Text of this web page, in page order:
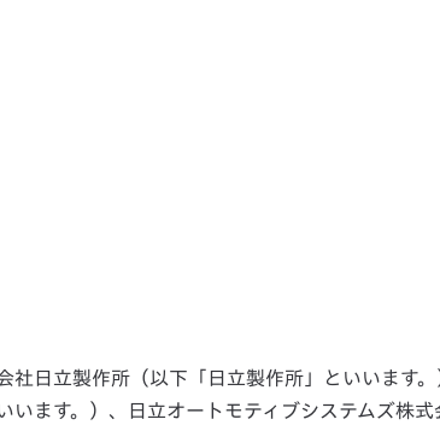
社日立製作所（以下「日立製作所」といいます
います。）、日立オートモティブシステムズ株